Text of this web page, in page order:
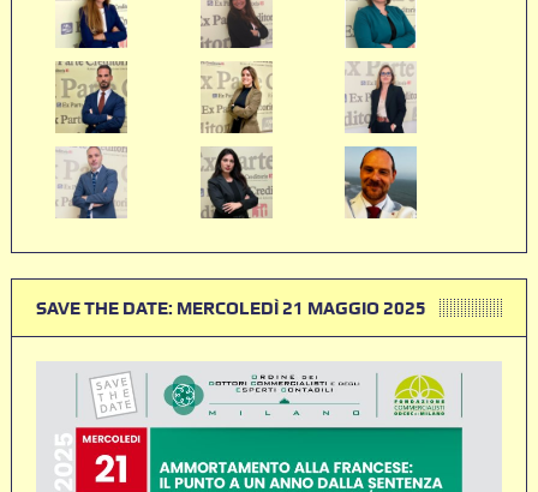
SAVE THE DATE: MERCOLEDÌ 21 MAGGIO 2025